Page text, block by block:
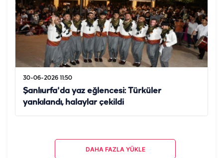
30-06-2026 11:50
Şanlıurfa'da yaz eğlencesi: Türküler
yankılandı, halaylar çekildi
DAHA FAZLA YÜKLE